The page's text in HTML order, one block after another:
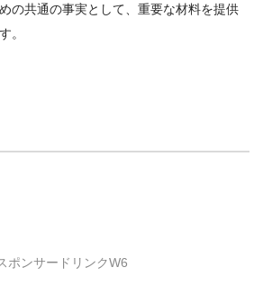
の共通の事実として、重要な材料を提供
。
ポンサードリンクW6